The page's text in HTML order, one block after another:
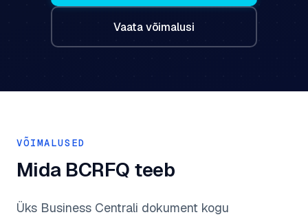
Vaata võimalusi
VÕIMALUSED
Mida BCRFQ teeb
Üks Business Centrali dokument kogu